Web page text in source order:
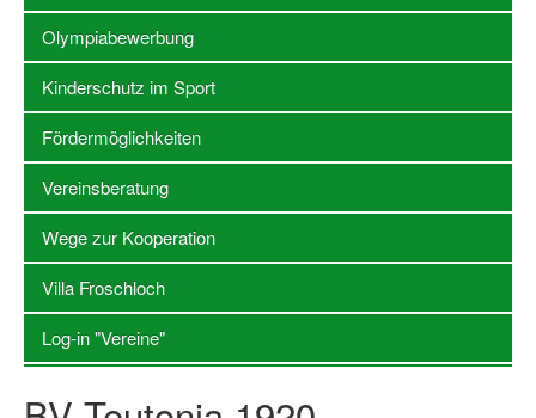
Übungsleiterbörse
Sportanlagen in Dortmund
Olympiabewerbung
Kinderschutz im Sport
Fördermöglichkeiten
Vereinsberatung
Wege zur Kooperation
Villa Froschloch
Olympiabewerbung
Kinderschutz im Sport
Fördermöglichkeiten
Vereinsberatung
Wege zur Kooperation
Villa Froschloch
Log-in "Vereine"